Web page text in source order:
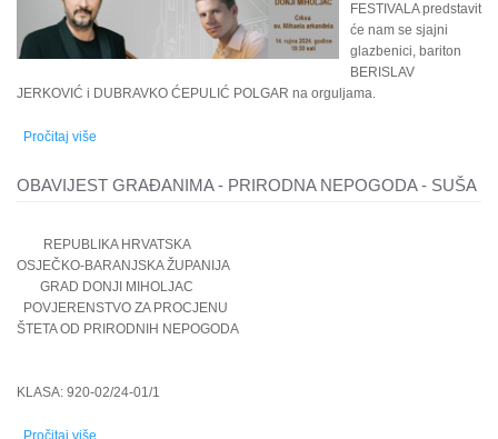
FESTIVALA predstavit
će nam se sjajni
glazbenici, bariton
BERISLAV
JERKOVIĆ i DUBRAVKO ĆEPULIĆ POLGAR na orguljama.
Pročitaj više
OBAVIJEST GRAĐANIMA - PRIRODNA NEPOGODA - SUŠA
REPUBLIKA HRVATSKA
OSJEČKO-BARANJSKA ŽUPANIJA
GRAD DONJI MIHOLJAC
POVJERENSTVO ZA PROCJENU
ŠTETA OD PRIRODNIH NEPOGODA
KLASA: 920-02/24-01/1
Pročitaj više